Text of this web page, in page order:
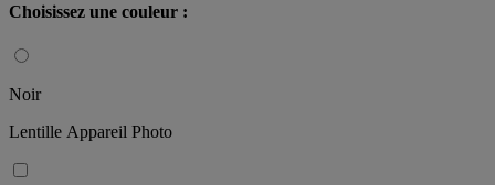
Choisissez une couleur :
Noir
Lentille Appareil Photo